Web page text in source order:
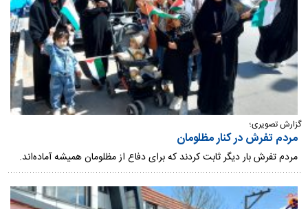
گزارش تصویری؛
مردم تفرش در کنار مظلومان
مردم تفرش بار دیگر ثابت کردند که برای دفاع از مظلومان همیشه آماده‌اند.